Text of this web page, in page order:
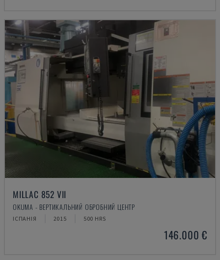
MILLAC 852 VII
OKUMA - ВЕРТИКАЛЬНИЙ ОБРОБНИЙ ЦЕНТР
ІСПАНІЯ 2015 500 HRS
146.000 €